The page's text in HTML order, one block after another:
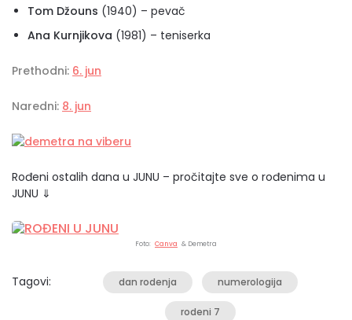
Tom Džouns (1940) – pevač
Ana Kurnjikova (1981) – teniserka
Prethodni: 6. jun
Naredni: 8. jun
Rođeni ostalih dana u JUNU – pročitajte sve o rođenima u
JUNU ⇓
Foto: Canva & Demetra
Tagovi: dan rodenja numerologija
rodeni 7